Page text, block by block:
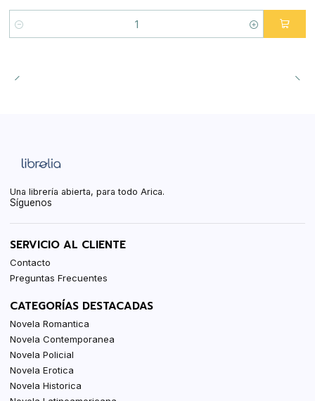
Cantidad
Una librería abierta, para todo Arica.
Síguenos
SERVICIO AL CLIENTE
Contacto
Preguntas Frecuentes
CATEGORÍAS DESTACADAS
Novela Romantica
Novela Contemporanea
Novela Policial
Novela Erotica
Novela Historica